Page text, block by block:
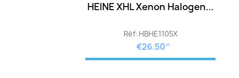
HEINE XHL Xenon Halogen...
Réf: HBHE1105X
€26.50 HT